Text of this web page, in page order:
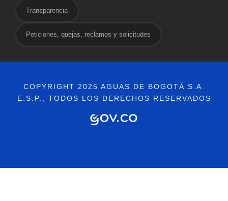
Transparencia
Peticiones, quejas, reclamos y solicitudes
COPYRIGHT 2025 AGUAS DE BOGOTÁ S.A.
E.S.P., TODOS LOS DERECHOS RESERVADOS